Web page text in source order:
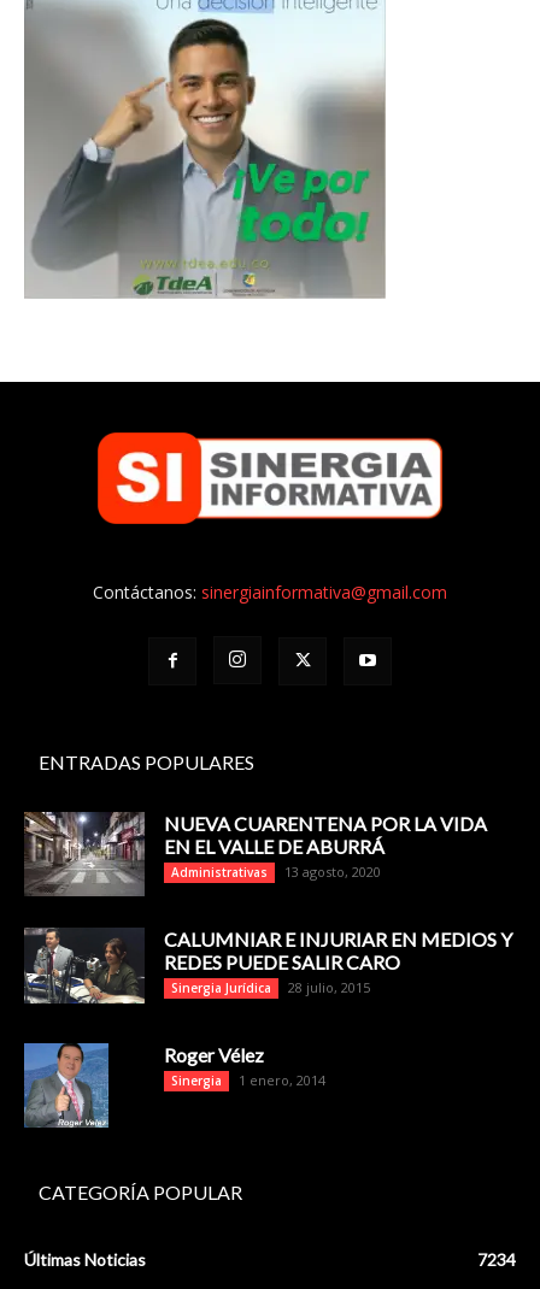
Contáctanos: sinergiainformativa@gmail.com
ENTRADAS POPULARES
NUEVA CUARENTENA POR LA VIDA
EN EL VALLE DE ABURRÁ
Administrativas 13 agosto, 2020
CALUMNIAR E INJURIAR EN MEDIOS Y
REDES PUEDE SALIR CARO
Sinergia Jurídica 28 julio, 2015
Roger Vélez
Sinergia 1 enero, 2014
CATEGORÍA POPULAR
Últimas Noticias
7234